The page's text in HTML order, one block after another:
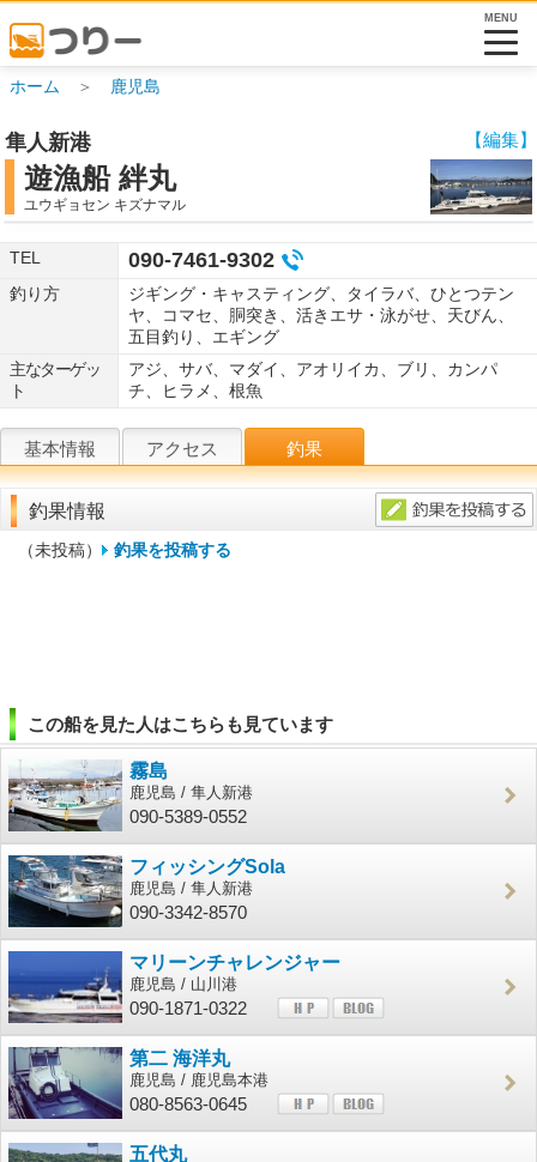
MENU
ホーム ＞ 鹿児島
【編集】
隼人新港
遊漁船 絆丸
ユウギョセン キズナマル
TEL 090-7461-9302
釣り方
ジギング・キャスティング、タイラバ、ひとつテン
ヤ、コマセ、胴突き、活きエサ・泳がせ、天びん、
五目釣り、エギング
主なターゲッ
ト
アジ、サバ、マダイ、アオリイカ、ブリ、カンパ
チ、ヒラメ、根魚
基本情報 アクセス 釣果
釣果情報
（未投稿） 釣果を投稿する
この船を見た人はこちらも見ています
霧島
鹿児島 / 隼人新港
090-5389-0552
フィッシングSola
鹿児島 / 隼人新港
090-3342-8570
マリーンチャレンジャー
鹿児島 / 山川港
090-1871-0322
第二 海洋丸
鹿児島 / 鹿児島本港
080-8563-0645
五代丸